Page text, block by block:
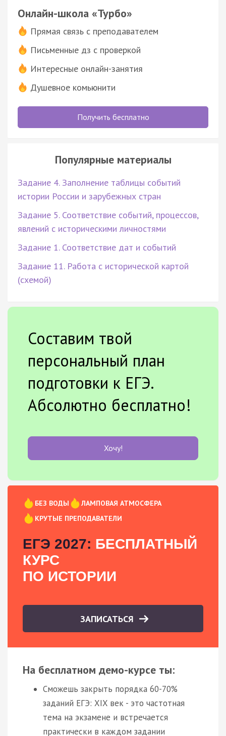
Онлайн-школа «Турбо»
Прямая связь с преподавателем
Письменные дз с проверкой
Интересные онлайн-занятия
Душевное комьюнити
Получить бесплатно
Популярные материалы
Задание 4. Заполнение таблицы событий
истории России и зарубежных стран
Задание 5. Соответствие событий, процессов,
явлений с историческими личностями
Задание 1. Соответствие дат и событий
Задание 11. Работа с исторической картой
(схемой)
Составим твой
персональный план
подготовки к ЕГЭ.
Абсолютно бесплатно!
Хочу!
БЕЗ ВОДЫ
ЛАМПОВАЯ АТМОСФЕРА
КРУТЫЕ ПРЕПОДАВАТЕЛИ
ЕГЭ 2027: БЕСПЛАТНЫЙ
КУРС
ПО ИСТОРИИ
ЗАПИСАТЬСЯ
На бесплатном демо-курсе ты:
Сможешь закрыть порядка 60-70%
заданий ЕГЭ: XIX век - это частотная
тема на экзамене и встречается
практически в каждом задании